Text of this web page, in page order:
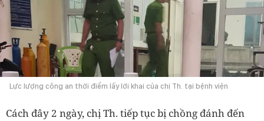
Lực lượng công an thời điểm lấy lời khai của chị Th. tại bệnh viện
Cách đây 2 ngày, chị Th. tiếp tục bị chồng đánh đến